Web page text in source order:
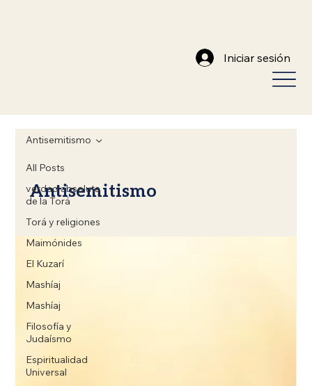
Iniciar sesión
All Posts
verdad absoluta
de la Torá
Torá y religiones
Maimónides
El Kuzarí
Mashíaj
Mashíaj
Filosofía y
Judaísmo
Espiritualidad
Universal
Antisemitismo
Antisemitismo